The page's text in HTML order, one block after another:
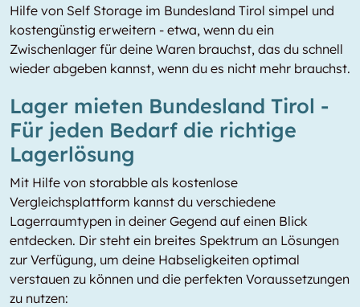
Hilfe von Self Storage im Bundesland Tirol simpel und
kostengünstig erweitern - etwa, wenn du ein
Zwischenlager für deine Waren brauchst, das du schnell
wieder abgeben kannst, wenn du es nicht mehr brauchst.
Lager mieten Bundesland Tirol -
Für jeden Bedarf die richtige
Lagerlösung
Mit Hilfe von storabble als kostenlose
Vergleichsplattform kannst du verschiedene
Lagerraumtypen in deiner Gegend auf einen Blick
entdecken. Dir steht ein breites Spektrum an Lösungen
zur Verfügung, um deine Habseligkeiten optimal
verstauen zu können und die perfekten Voraussetzungen
zu nutzen: